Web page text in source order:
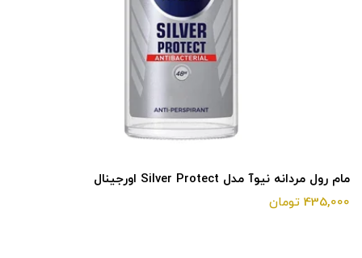
مام رول مردانه نیوآ مدل Silver Protect اورجینال
435,000 تومان